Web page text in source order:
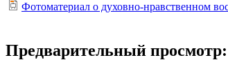
Фотоматериал о духовно-нравственном
Предварительный просмотр: